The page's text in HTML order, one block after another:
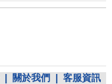
關於我們 客服資訊